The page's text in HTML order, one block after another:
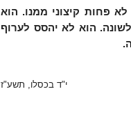
פחות קיצוני ממנו. הוא
הוא לא יהסס לערוף
י"ד בכסלו, תשע"ז